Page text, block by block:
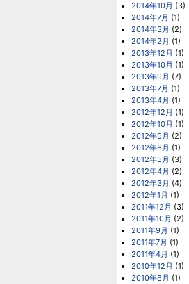
2014年10月 (3)
2014年7月 (1)
2014年3月 (2)
2014年2月 (1)
2013年12月 (1)
2013年10月 (1)
2013年9月 (7)
2013年7月 (1)
2013年4月 (1)
2012年12月 (1)
2012年10月 (1)
2012年9月 (2)
2012年6月 (1)
2012年5月 (3)
2012年4月 (2)
2012年3月 (4)
2012年1月 (1)
2011年12月 (3)
2011年10月 (2)
2011年9月 (1)
2011年7月 (1)
2011年4月 (1)
2010年12月 (1)
2010年8月 (1)